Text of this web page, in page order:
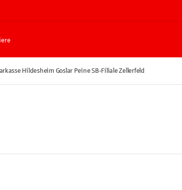
Hildesheim Goslar Peine SB-Filiale Zellerfeld